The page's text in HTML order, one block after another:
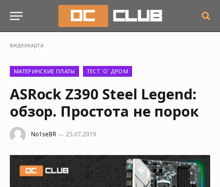
видеокарта
МАТЕРИНСКИЕ ПЛАТЫ ТЕСТ `О` ДРОМ
ASRock Z390 Steel Legend:
обзор. Простота не порок
No1seBR 25.07.2019